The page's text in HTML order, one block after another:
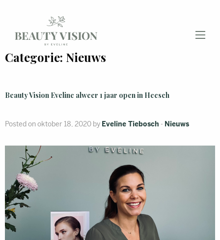
Categorie: Nieuws
Beauty Vision Eveline alweer 1 jaar open in Heesch
Posted on oktober 18, 2020 by Eveline Tiebosch - Nieuws